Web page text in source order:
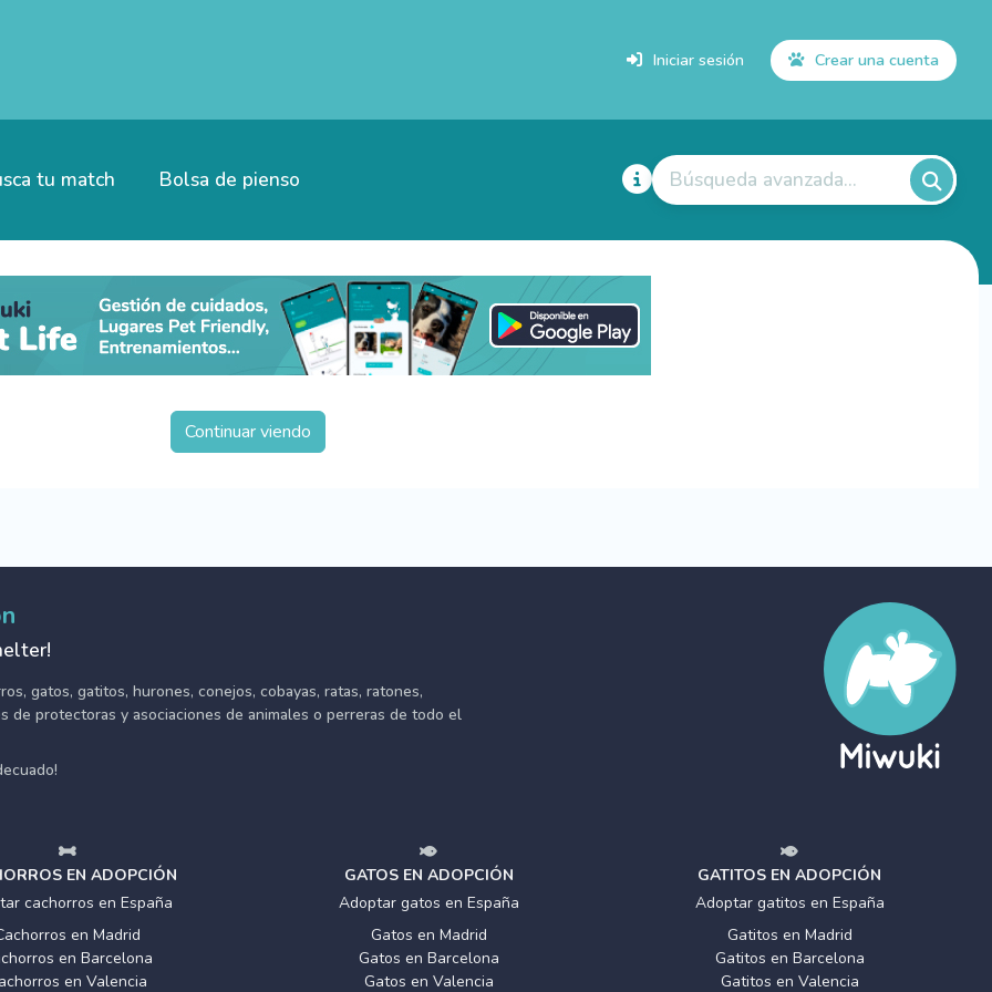
Iniciar sesión Crear una cuenta
tu match Bolsa de pienso Búsqueda avanzada...
Continuar viendo
gatos, gatitos, hurones, conejos, cobayas, ratas, ratones,
de protectoras y asociaciones de animales o perreras de todo el
EN ADOPCIÓN
cachorros en España
en Madrid
en Barcelona
en Valencia
GATOS EN ADOPCIÓN
Adoptar gatos en España
Gatos en Madrid
Gatos en Barcelona
Gatos en Valencia
GATITOS EN ADOPCIÓN
Adoptar gatitos en España
Gatitos en Madrid
Gatitos en Barcelona
Gatitos en Valencia